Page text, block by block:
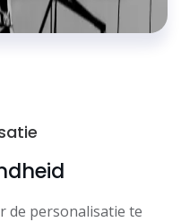
de personalisatie te